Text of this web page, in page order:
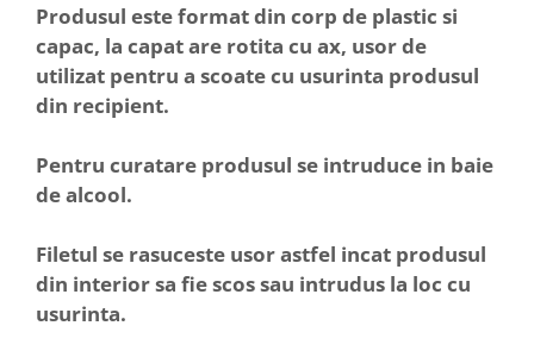
Produsul este format din corp de plastic si
capac, la capat are rotita cu ax, usor de
utilizat pentru a scoate cu usurinta produsul
din recipient.
Pentru curatare produsul se intruduce in baie
de alcool.
Filetul se rasuceste usor astfel incat produsul
din interior sa fie scos sau intrudus la loc cu
usurinta.